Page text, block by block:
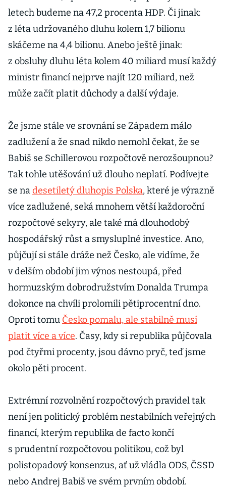
letech budeme na 47,2 procenta HDP. Či jinak:
z léta udržovaného dluhu kolem 1,7 bilionu
skáčeme na 4,4 bilionu. Anebo ještě jinak:
z obsluhy dluhu léta kolem 40 miliard musí každý
ministr financí nejprve najít 120 miliard, než
může začít platit důchody a další výdaje.
Že jsme stále ve srovnání se Západem málo
zadlužení a že snad nikdo nemohl čekat, že se
Babiš se Schillerovou rozpočtově nerozšoupnou?
Tak tohle utěšování už dlouho neplatí. Podívejte
se nadesetiletý dluhopis Polska, které je výrazně
více zadlužené, seká mnohem větší každoroční
rozpočtové sekyry, ale také má dlouhodobý
hospodářský růst a smysluplné investice. Ano,
půjčují si stále dráže než Česko, ale vidíme, že
v delším období jim výnos nestoupá, před
hormuzským dobrodružstvím Donalda Trumpa
dokonce na chvíli prolomili pětiprocentní dno.
Oproti tomu Česko pomalu, ale stabilně musí
platit více a více. Časy, kdy si republika půjčovala
pod čtyřmi procenty, jsou dávno pryč, teď jsme
okolo pěti procent.
Extrémní rozvolnění rozpočtových pravidel tak
není jen politický problém nestabilních veřejných
financí, kterým republika de facto končí
s prudentní rozpočtovou politikou, což byl
polistopadový konsenzus, ať už vládla ODS, ČSSD
nebo Andrej Babiš ve svém prvním období.